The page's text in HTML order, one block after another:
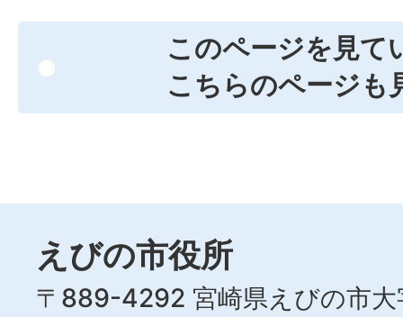
このページを見て
こちらのページも
えびの市役所
〒889-4292 宮崎県えびの市大